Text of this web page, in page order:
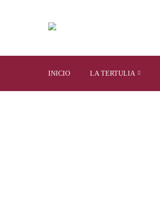
INICIO LA TERTULIA